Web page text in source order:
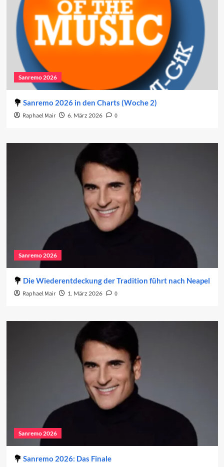
Sanremo 2026
Sanremo 2026 in den Charts (Woche 2)
Raphael Mair 6. März 2026 0
Sanremo 2026
Die Wiederentdeckung der Tradition führt nach Neapel
Raphael Mair 1. März 2026 0
Sanremo 2026
Sanremo 2026: Das Finale